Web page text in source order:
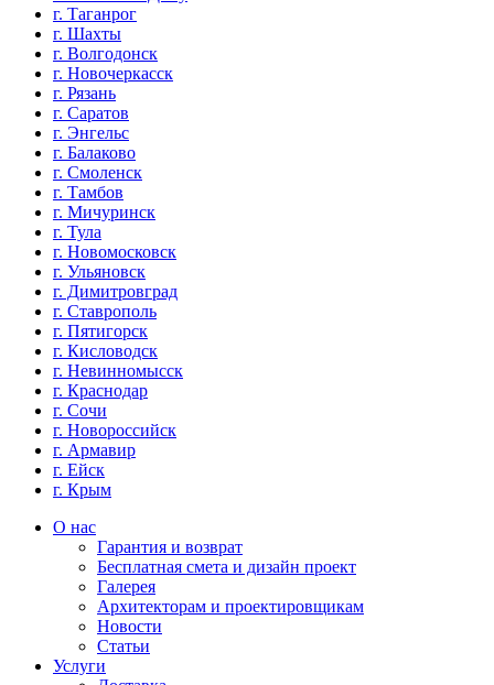
г. Таганрог
г. Шахты
г. Волгодонск
г. Новочеркасск
г. Рязань
г. Саратов
г. Энгельс
г. Балаково
г. Смоленск
г. Тамбов
г. Мичуринск
г. Тула
г. Новомосковск
г. Ульяновск
г. Димитровград
г. Ставрополь
г. Пятигорск
г. Кисловодск
г. Невинномысск
г. Краснодар
г. Сочи
г. Новороссийск
г. Армавир
г. Ейск
г. Крым
О нас
Гарантия и возврат
Бесплатная смета и дизайн проект
Галерея
Архитекторам и проектировщикам
Новости
Статьи
Услуги